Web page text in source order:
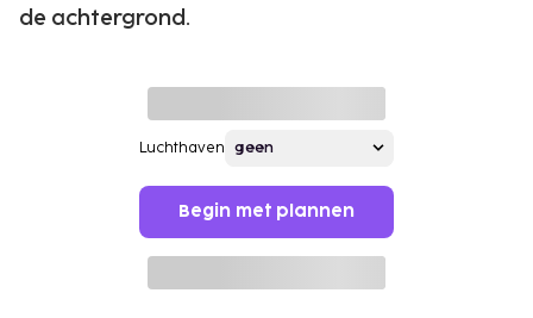
de achtergrond.
Luchthaven
Begin met plannen